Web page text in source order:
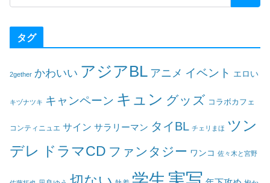
タグ
2gether かわいい アジアBL アニメ イベント エロい
キヅナツキ キャンペーン キュン グッズ コラボカフェ
コンティニュエ サイン サラリーマン タイBL チェリまほ ツン
デレ ドラマCD ファンタジー ワンコ 佐々木と宮野
実写